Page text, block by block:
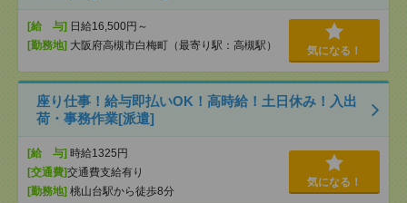
[給 与] 日給16,500円～
[勤務地] 大阪府高槻市白梅町（最寄り駅：高槻駅） 気になる！
座り仕事！給与即払いOK！高時給！土日休み！入出
荷・事務作業[派遣]
[給 与] 時給1325円
[交通費]交通費支給有り
[勤務地] 桃山台駅から徒歩8分
気になる！